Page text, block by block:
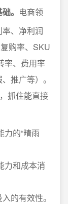
。 电商领
、净利润
购率、SKU
率、费用率
推广等）。
抓住能直接
力的“晴雨
力和成本消
的有效性。